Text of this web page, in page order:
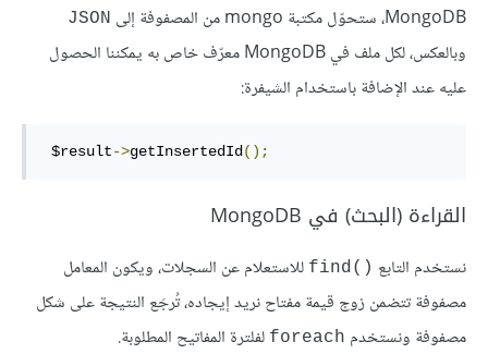
MongoDB، ستحوّل مكتبة mongo من المصفوفة إلى
JSON
وبالعكس، لكل ملف في MongoDB معرّف خاص به يمكننا الحصول
عليه عند الإضافة باستخدام الشيفرة:
$result->getInsertedId();
القراءة (البحث) في MongoDB
نستخدم التابع find()‎ للاستعلام عن السجلات، ويكون المعامل
مصفوفة تتضمن زوج قيمة مفتاح نريد إيجاده، تُرجَع النتيجة على شكل
مصفوفة ونستخدم foreach لفلترة المفاتيح المطلوبة.